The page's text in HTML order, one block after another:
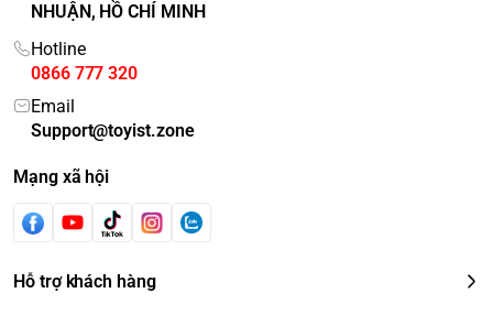
NHUẬN, HỒ CHÍ MINH
Hotline
0866 777 320
Email
Support@toyist.zone
Mạng xã hội
Hỗ trợ khách hàng